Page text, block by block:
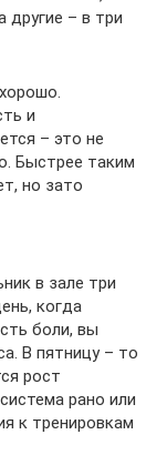
другие – в три
и
– это не
Быстрее таким
но зато
в зале три
когда
боли, вы
В пятницу – то
рост
рано или
к тренировкам